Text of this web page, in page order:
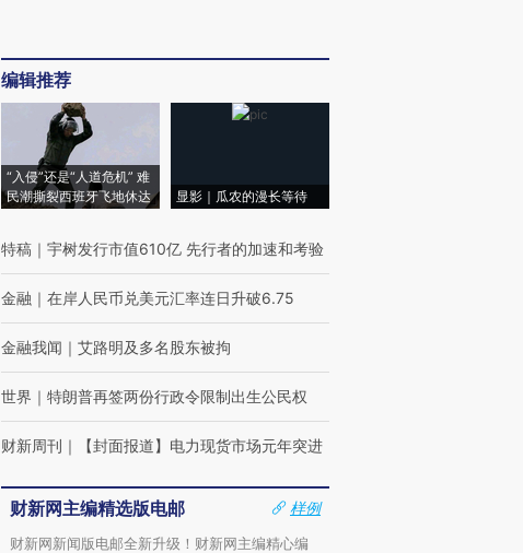
编辑推荐
“入侵”还是“人道危机” 难
民潮撕裂西班牙飞地休达
显影｜瓜农的漫长等待
特稿 ｜ 宇树发行市值610亿 先行者的加速和考验
金融 ｜ 在岸人民币兑美元汇率连日升破6.75
金融我闻 ｜ 艾路明及多名股东被拘
世界 ｜ 特朗普再签两份行政令限制出生公民权
财新周刊 ｜ 【封面报道】电力现货市场元年突进
财新网主编精选版电邮
样例
财新网新闻版电邮全新升级！财新网主编精心编